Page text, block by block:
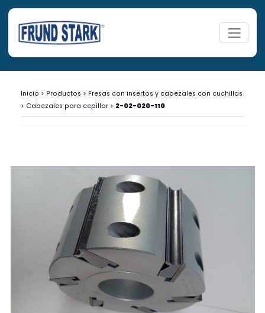
Inicio > Productos > Fresas con insertos y cabezales con cuchillas
> Cabezales para cepillar > 2-02-020-110